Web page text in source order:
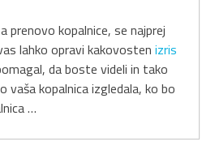
prenovo kopalnice, se najprej
lahko opravi kakovosten izris
da boste videli in tako
vaša kopalnica izgledala, ko bo
…